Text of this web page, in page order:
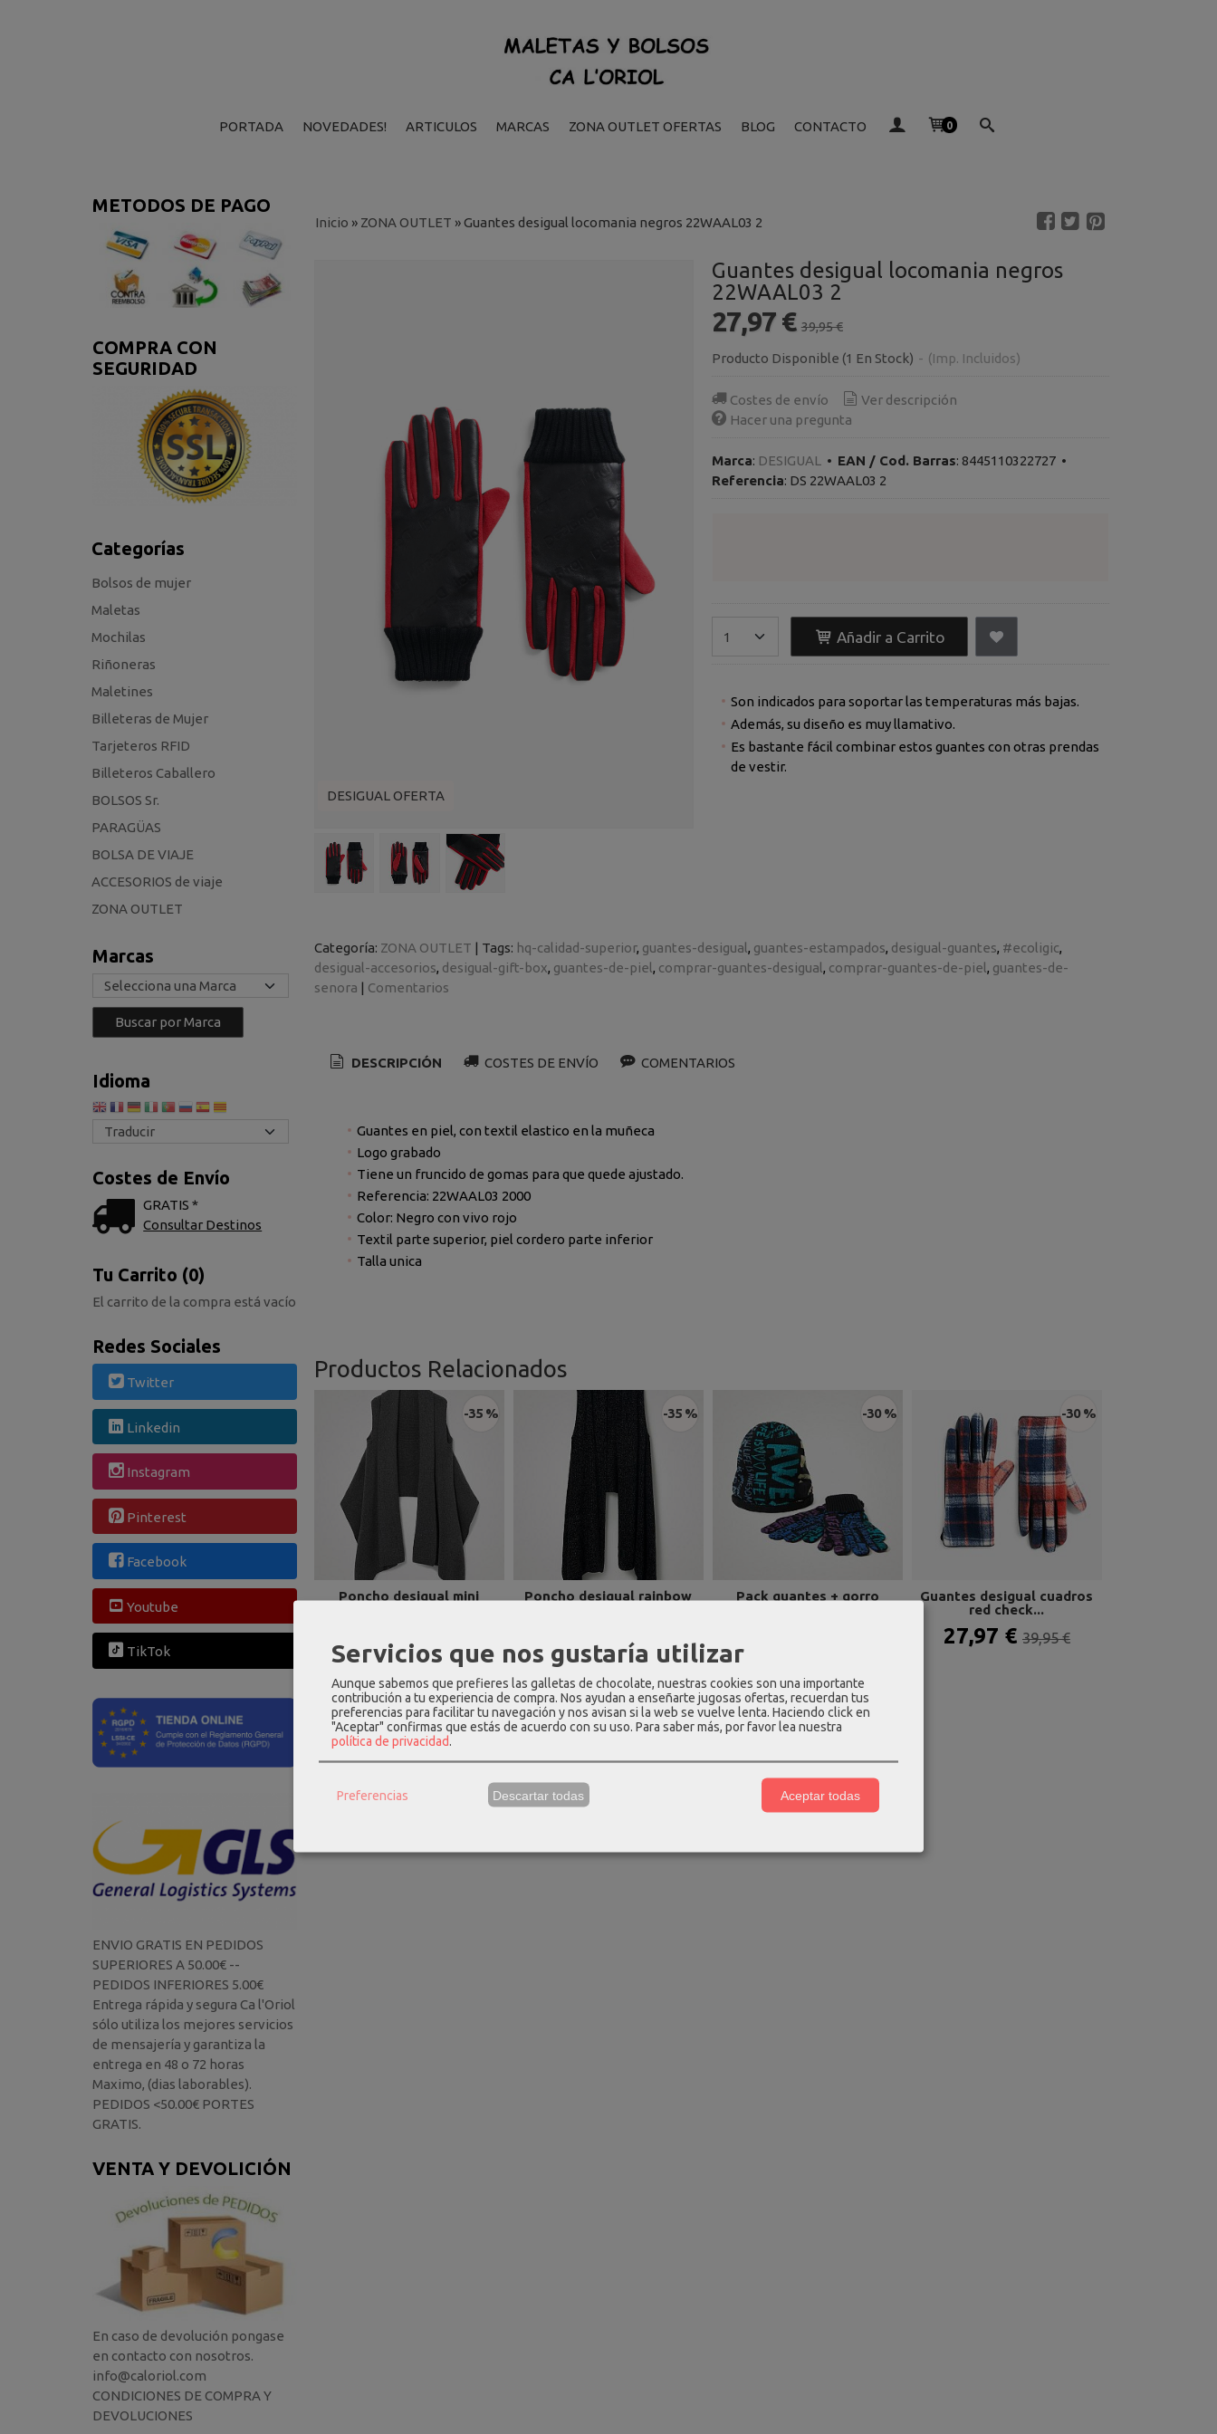
PORTADA NOVEDADES! ARTICULOS MARCAS ZONA OUTLET OFERTAS BLOG CONTACTO 0
METODOS DE PAGO
COMPRA CON
SEGURIDAD
Categorías
Bolsos de mujer
Maletas
Mochilas
Riñoneras
Maletines
Billeteras de Mujer
Tarjeteros RFID
Billeteros Caballero
BOLSOS Sr.
PARAGÜAS
BOLSA DE VIAJE
ACCESORIOS de viaje
ZONA OUTLET
Marcas
Idioma
Costes de Envío
GRATIS *
Consultar Destinos
Tu Carrito (0)
El carrito de la compra está vacío
Redes Sociales
Twitter
Linkedin
Instagram
Pinterest
Facebook
Youtube
TikTok
ENVIO GRATIS EN PEDIDOS
SUPERIORES A 50.00€ --
PEDIDOS INFERIORES 5.00€
Entrega rápida y segura Ca l'Oriol
sólo utiliza los mejores servicios
de mensajería y garantiza la
entrega en 48 o 72 horas
Maximo, (dias laborables).
PEDIDOS <50.00€ PORTES
GRATIS.
VENTA Y DEVOLICIÓN
En caso de devolución pongase
en contacto con nosotros.
info@caloriol.com
CONDICIONES DE COMPRA Y
DEVOLUCIONES
Inicio » ZONA OUTLET »Guantes desigual locomania negros 22WAAL03 2
DESIGUAL OFERTA
Guantes desigual locomania negros
22WAAL03 2
27,97 € 39,95 €
Producto Disponible (1 En Stock) - (Imp. Incluidos)
Costes de envío
Ver descripción
Hacer una pregunta
Marca: DESIGUAL • EAN / Cod. Barras: 8445110322727•
Referencia: DS 22WAAL03 2
Añadir a Carrito
Son indicados para soportar las temperaturas más bajas.
Además, su diseño es muy llamativo.
Es bastante fácil combinar estos guantes con otras prendas
de vestir.
Categoría: ZONA OUTLET | Tags: hq-calidad-superior guantes-desigual guantes-estampados desigual-guantes #ecoligic
desigual-accesorios desigual-gift-box guantes-de-piel comprar-guantes-desigual comprar-guantes-de-piel
guantes-de-
senora | Comentarios
DESCRIPCIÓN COSTES DE ENVÍO COMENTARIOS
Guantes en piel, con textil elastico en la muñeca
Logo grabado
Tiene un fruncido de gomas para que quede ajustado.
Referencia: 22WAAL03 2000
Color: Negro con vivo rojo
Textil parte superior, piel cordero parte inferior
Talla unica
Productos Relacionados
-35 %
Poncho desigual mini
-35 %
Poncho desigual rainbow
59,95 €
-30 %
Pack guantes + gorro
-30 %
Guantes desigual cuadros
red check...
27,97 € 39,95 €
Servicios que nos gustaría utilizar
Aunque sabemos que prefieres las galletas de chocolate, nuestras cookies son una importante
contribución a tu experiencia de compra. Nos ayudan a enseñarte jugosas ofertas, recuerdan tus
preferencias para facilitar tu navegación y nos avisan si la web se vuelve lenta. Haciendo click en
"Aceptar" confirmas que estás de acuerdo con su uso. Para saber más, por favor lea nuestra
política de privacidad.
Preferencias Descartar todas Aceptar todas